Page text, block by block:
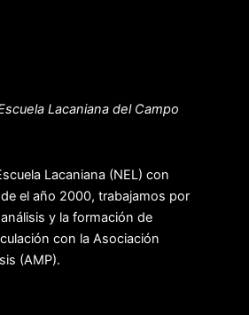
Lacaniana del Campo
Lacaniana (NEL) con
el año 2000, trabajamos por
y la formación de
con la Asociación
(AMP).